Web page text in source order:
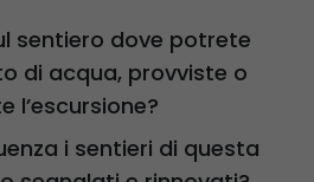
sentiero dove potrete
di acqua, provviste o
l’escursione?
i sentieri di questa